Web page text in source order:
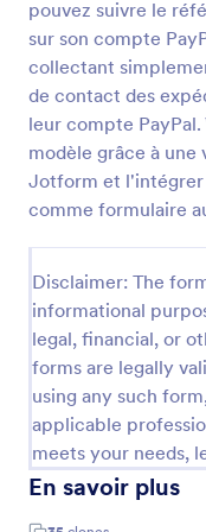
pouvez suivre le
sur son compte
collectant
de contact des
leur compte
modèle grâce à
Jotform et l'intégrer
comme formulaire
Disclaimer: The
informational
legal, financial, or
forms are legally
using any such
applicable
meets your needs,
En savoir plus